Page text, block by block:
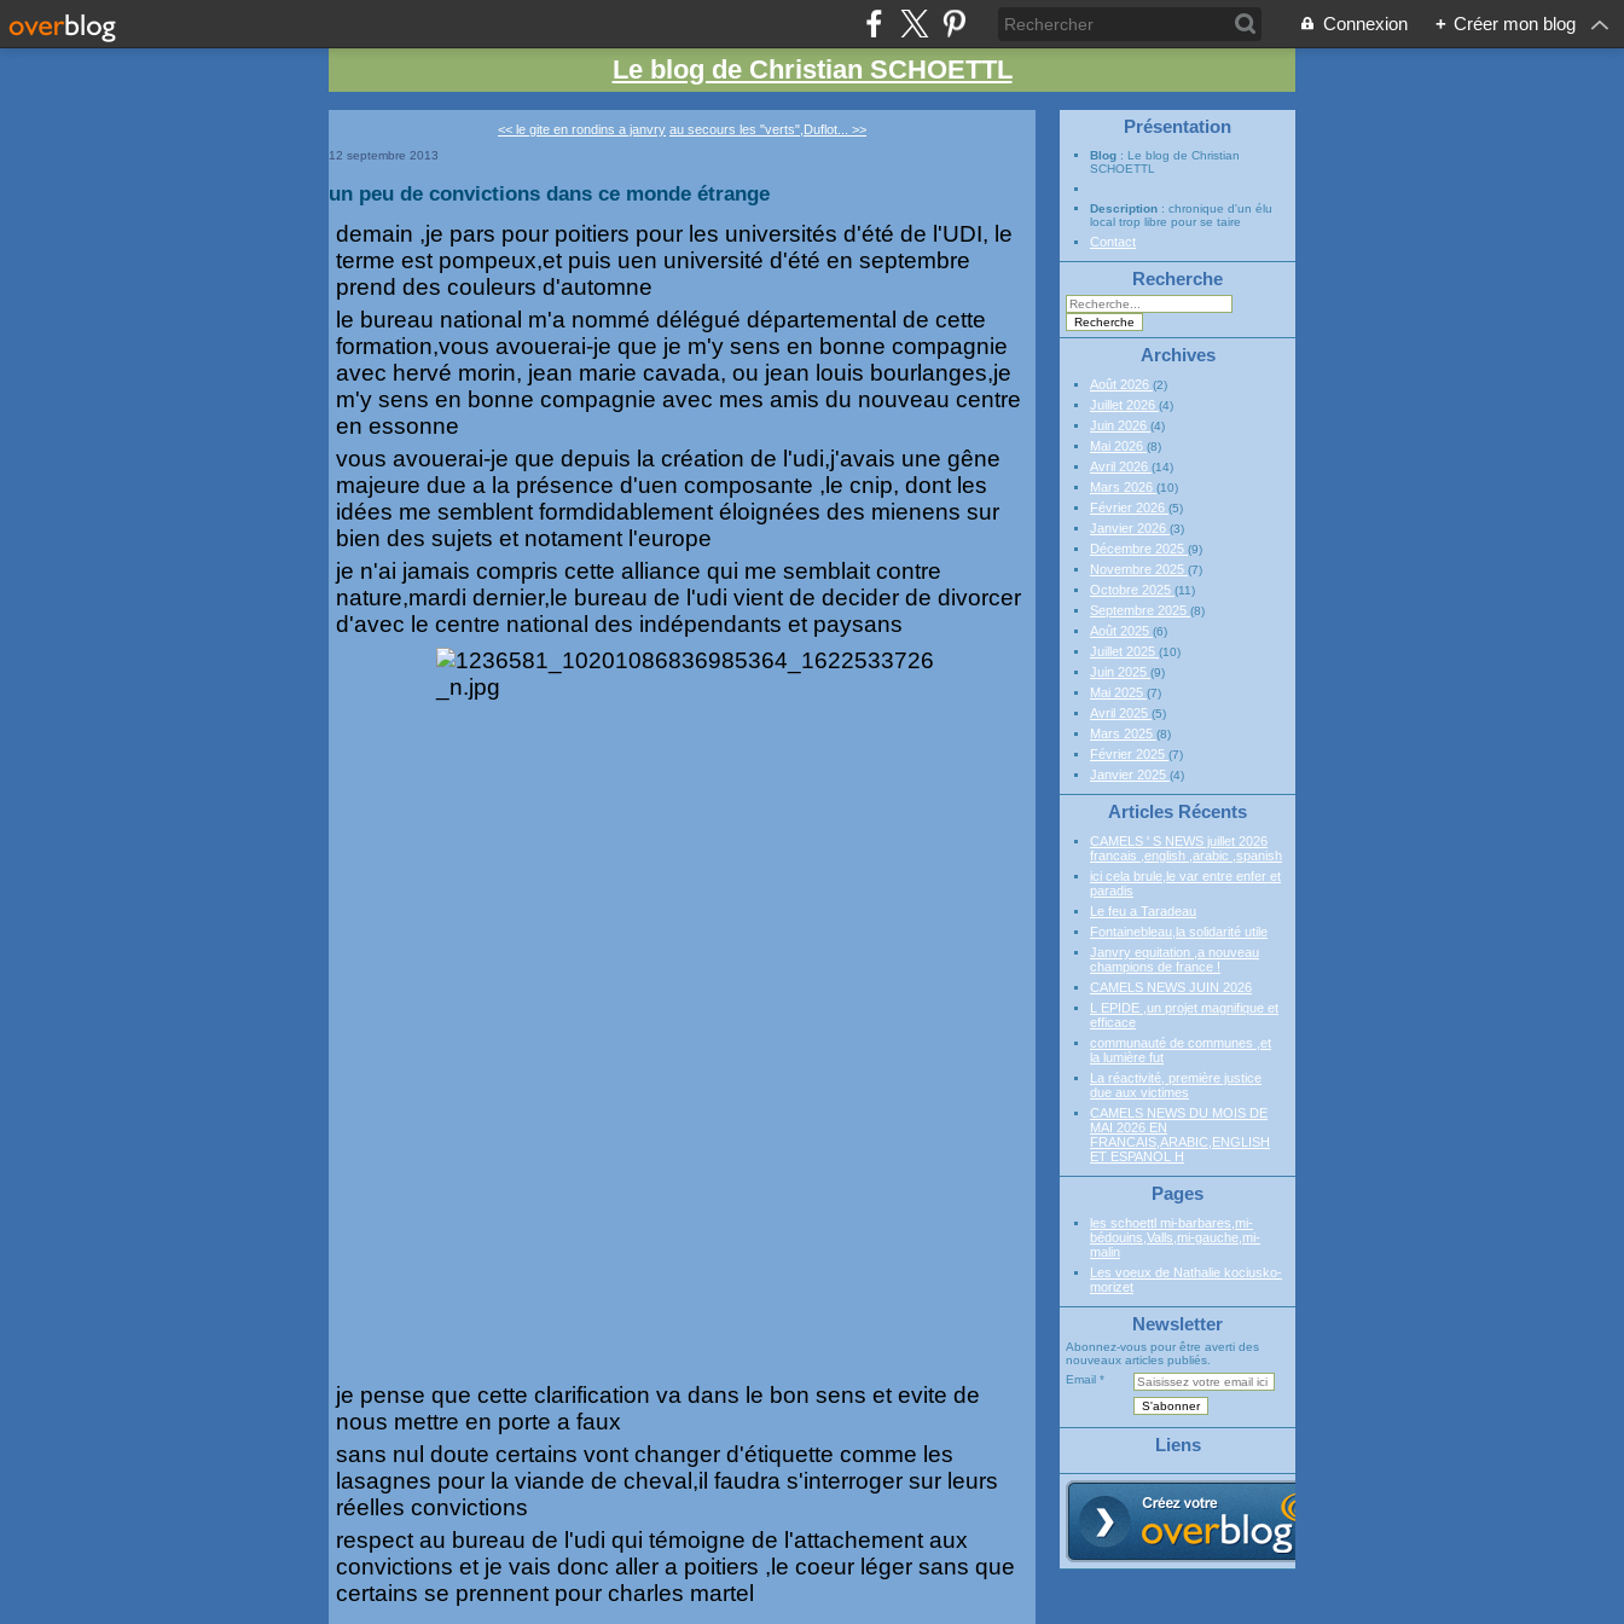
Connexion + Créer mon blog
Le blog de Christian SCHOETTL
<< le gite en rondins a janvry au secours les "verts",Duflot... >>
12 septembre 2013
un peu de convictions dans ce monde étrange
demain ,je pars pour poitiers pour les universités d'été de l'UDI, le
terme est pompeux,et puis uen université d'été en septembre
prend des couleurs d'automne
le bureau national m'a nommé délégué départemental de cette
formation,vous avouerai-je que je m'y sens en bonne compagnie
avec hervé morin, jean marie cavada, ou jean louis bourlanges,je
m'y sens en bonne compagnie avec mes amis du nouveau centre
en essonne
vous avouerai-je que depuis la création de l'udi,j'avais une gêne
majeure due a la présence d'uen composante ,le cnip, dont les
idées me semblent formdidablement éloignées des mienens sur
bien des sujets et notament l'europe
je n'ai jamais compris cette alliance qui me semblait contre
nature,mardi dernier,le bureau de l'udi vient de decider de divorcer
d'avec le centre national des indépendants et paysans
je pense que cette clarification va dans le bon sens et evite de
nous mettre en porte a faux
sans nul doute certains vont changer d'étiquette comme les
lasagnes pour la viande de cheval,il faudra s'interroger sur leurs
réelles convictions
respect au bureau de l'udi qui témoigne de l'attachement aux
convictions et je vais donc aller a poitiers ,le coeur léger sans que
certains se prennent pour charles martel
Présentation
Blog : Le blog de Christian
SCHOETTL
Description : chronique d'un élu
local trop libre pour se taire
Contact
Recherche
Archives
Août 2026 (2)
Juillet 2026 (4)
Juin 2026 (4)
Mai 2026 (8)
Avril 2026 (14)
Mars 2026 (10)
Février 2026 (5)
Janvier 2026 (3)
Décembre 2025 (9)
Novembre 2025 (7)
Octobre 2025 (11)
Septembre 2025 (8)
Août 2025 (6)
Juillet 2025 (10)
Juin 2025 (9)
Mai 2025 (7)
Avril 2025 (5)
Mars 2025 (8)
Février 2025 (7)
Janvier 2025 (4)
Articles Récents
CAMELS ' S NEWS juillet 2026
francais ,english ,arabic ,spanish
ici cela brule,le var entre enfer et
paradis
Le feu a Taradeau
Fontainebleau,la solidarité utile
Janvry equitation ,a nouveau
champions de france !
CAMELS NEWS JUIN 2026
L EPIDE ,un projet magnifique et
efficace
communauté de communes ,et
la lumière fut
La réactivité, première justice
due aux victimes
CAMELS NEWS DU MOIS DE
MAI 2026 EN
FRANCAIS,ARABIC,ENGLISH
ET ESPANOL H
Pages
les schoettl mi-barbares,mi-
bédouins,Valls,mi-gauche,mi-
malin
Les voeux de Nathalie kociusko-
morizet
Newsletter
Abonnez-vous pour être averti des
nouveaux articles publiés.
Email
Liens